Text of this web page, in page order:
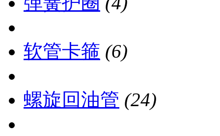
软管卡箍 (6)
螺旋回油管 (24)